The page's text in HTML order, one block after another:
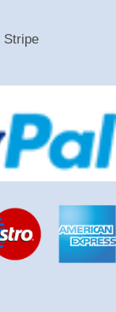
Stripe